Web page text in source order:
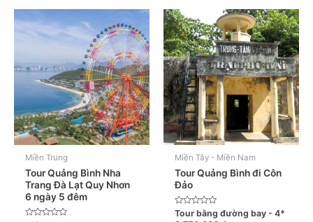
Miền Trung
Tour Quảng Bình Nha
Trang Đà Lạt Quy Nhơn
6 ngày 5 đêm
Miền Tây - Miền Nam
Tour Quảng Bình đi Côn
Đảo
Được
Tour bằng đường bay - 4*